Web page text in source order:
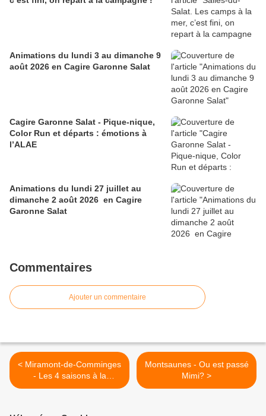
Animations du lundi 3 au dimanche 9
août 2026 en Cagire Garonne Salat
Cagire Garonne Salat - Pique-nique,
Color Run et départs : émotions à
l’ALAE
Animations du lundi 27 juillet au
dimanche 2 août 2026 en Cagire
Garonne Salat
Commentaires
Ajouter un commentaire
< Miramont-de-Comminges
- Les 4 saisons à la
pétanque
Montsaunes - Ou est passé
Mimi? >